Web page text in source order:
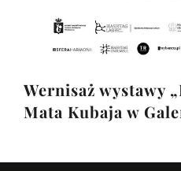
Wernisaż wystawy
Mata Kubaja w